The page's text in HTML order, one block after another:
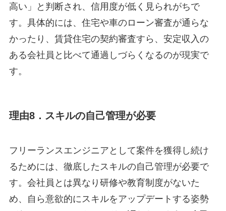
高い」と判断され、信用度が低く見られがちで
す。具体的には、住宅や車のローン審査が通らな
かったり、賃貸住宅の契約審査すら、安定収入の
ある会社員と比べて通過しづらくなるのが現実で
す。
理由8．スキルの自己管理が必要
フリーランスエンジニアとして案件を獲得し続け
るためには、徹底したスキルの自己管理が必要で
す。会社員とは異なり研修や教育制度がないた
め、自ら意欲的にスキルをアップデートする姿勢